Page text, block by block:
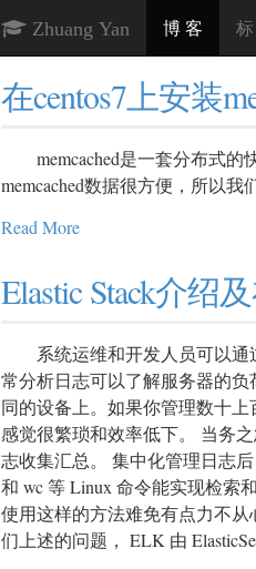
Zhuang Yan 博 客
在centos7上安装
memcached是一套分布式的
memcached数据很方便，所以我
Read More
Elastic Stack介绍
系统运维和开发人员可以通
常分析日志可以了解服务器的
同的设备上。如果你管理数十
感觉很繁琐和效率低下。 当务
志收集汇总。 集中化管理日志
和 wc 等 Linux 命令能实现检索
使用这样的方法难免有点力不从
们上述的问题， ELK 由